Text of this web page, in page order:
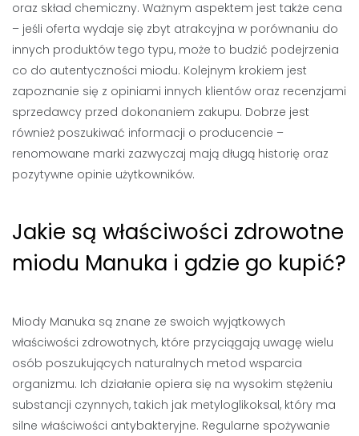
oraz skład chemiczny. Ważnym aspektem jest także cena
– jeśli oferta wydaje się zbyt atrakcyjna w porównaniu do
innych produktów tego typu, może to budzić podejrzenia
co do autentyczności miodu. Kolejnym krokiem jest
zapoznanie się z opiniami innych klientów oraz recenzjami
sprzedawcy przed dokonaniem zakupu. Dobrze jest
również poszukiwać informacji o producencie –
renomowane marki zazwyczaj mają długą historię oraz
pozytywne opinie użytkowników.
Jakie są właściwości zdrowotne
miodu Manuka i gdzie go kupić?
Miody Manuka są znane ze swoich wyjątkowych
właściwości zdrowotnych, które przyciągają uwagę wielu
osób poszukujących naturalnych metod wsparcia
organizmu. Ich działanie opiera się na wysokim stężeniu
substancji czynnych, takich jak metyloglikoksal, który ma
silne właściwości antybakteryjne. Regularne spożywanie